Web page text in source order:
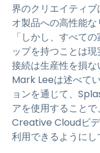
界のクリエイティ
オ製品への高性能な
「しかし、すべて
ップを持つことは
接続は生産性を損
Mark Leeは述べて
ョンを通じて、
アを使用すること
Creative Cloudビデ
利用できるようにし